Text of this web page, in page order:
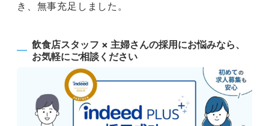
き、無事充足しました。
飲食店スタッフ × 主婦さんの採用にお悩みなら、
お気軽にご相談ください